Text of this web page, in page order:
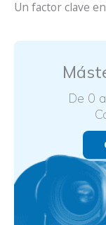
Un factor clave
De 0